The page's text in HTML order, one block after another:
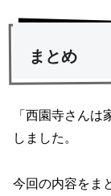
まとめ
「西園寺さん
しました。
今回の内容をま